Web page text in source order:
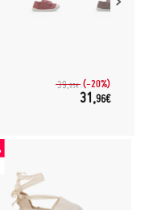
39,95€ (-20%)
31,96€